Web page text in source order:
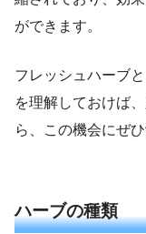
ができます。
フレッシュハーブ
を理解しておけば
ら、この機会にぜ
ハーブの種類